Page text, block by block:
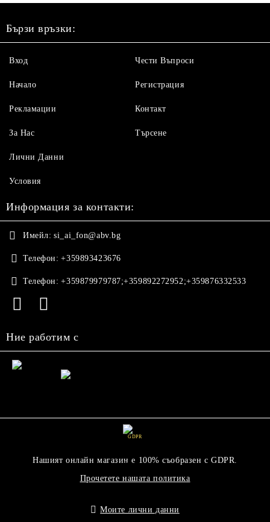
Бързи връзки:
Вход
Начало
Рекламации
За Нас
Чести Въпроси
Регистрация
Контакт
Търсене
Лични Данни
Условия
Информация за контакти:
Имейл: si_ai_fon@abv.bg
Телефон: +359893423676
Телефон: +359879979787;+359892272952;+359876332533
Ние работим с
GDPR
Нашият онлайн магазин е 100% съобразен с GDPR.
Прочетете нашата политика
Моите лични данни